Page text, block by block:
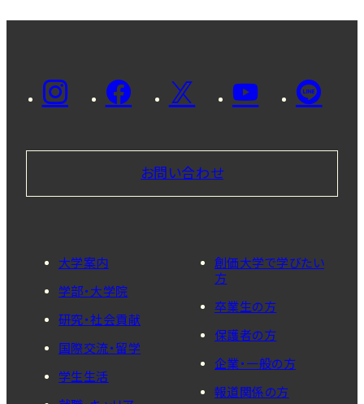
お問い合わせ
大学案内
学部・大学院
研究・社会貢献
国際交流・留学
学生生活
創価大学で学びたい
方
卒業生の方
保護者の方
企業・一般の方
報道関係の方